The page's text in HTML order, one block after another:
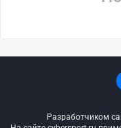
Разработчиком